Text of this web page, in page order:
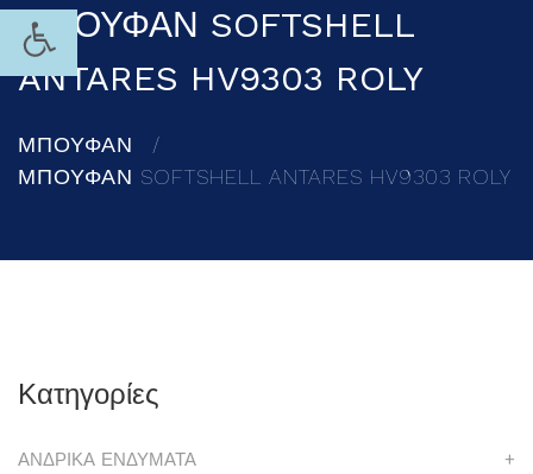
ΜΠΟΥΦΑΝ SOFTSHELL
ANTARES HV9303 ROLY
ΜΠΟΥΦΑΝ
ΜΠΟΥΦΑΝ SOFTSHELL ANTARES HV9303 ROLY
Κατηγορίες
ΑΝΔΡΙΚΑ ΕΝΔΥΜΑΤΑ +